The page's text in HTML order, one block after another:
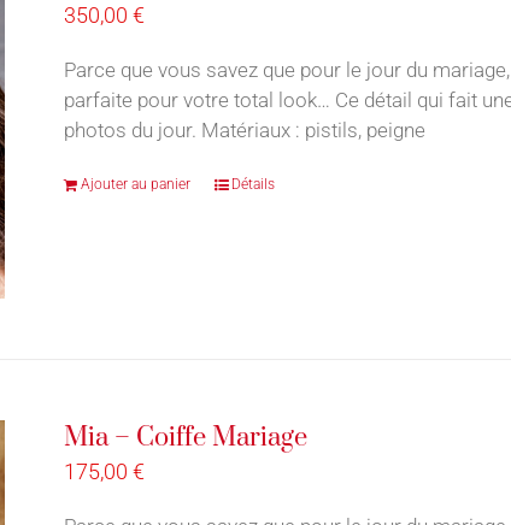
350,00 €
Parce que vous savez que pour le jour du
parfaite pour votre total look… Ce détail qui fait
photos du jour. Matériaux : pistils, peigne
Ajouter au panier Détails
Mia – Coiffe Mariage
175,00 €